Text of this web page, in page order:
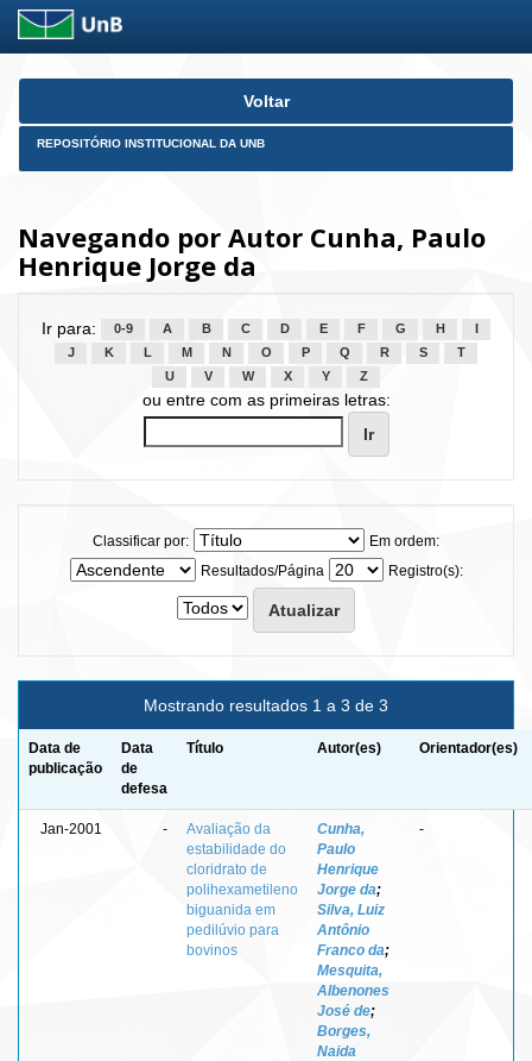
Skip
Voltar
REPOSITÓRIO INSTITUCIONAL DA UNB
Navegando por Autor Cunha, Paulo
Henrique Jorge da
Ir para: 0-9 A B C D E F G H
J
K L M N O P Q R S
T
U
V W X Y Z
ou entre com as primeiras letras:
Classificar por:
Em ordem:
Resultados/Página
Registro(s):
Mostrando resultados 1 a 3 de 3
Data de
publicação
Data
de
defesa
Título Autor(es) Orientador(es)
Jan-2001 -
Avaliação da
estabilidade do
cloridrato de
polihexametileno
biguanida em
pedilúvio para
bovinos
Cunha,
Paulo
Henrique
Jorge da;
Silva, Luiz
Antônio
Franco da;
Mesquita,
Albenones
José de;
Borges,
Naida
-